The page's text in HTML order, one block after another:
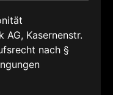
Kasernenstr.
nach §